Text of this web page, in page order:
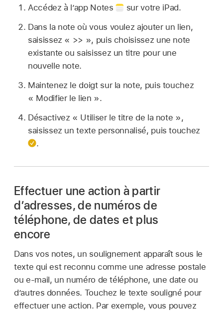
Accédez à l’app Notes
sur votre iPad.
Dans la note où vous voulez ajouter un lien,
saisissez « >> », puis choisissez une note
existante ou saisissez un titre pour une
nouvelle note.
Maintenez le doigt sur la note, puis touchez
« Modifier le lien ».
Désactivez « Utiliser le titre de la note »,
saisissez un texte personnalisé, puis touchez
.
Effectuer une action à partir
d’adresses, de numéros de
téléphone, de dates et plus
encore
Dans vos notes, un soulignement apparaît sous le
texte qui est reconnu comme une adresse postale
ou e-mail, un numéro de téléphone, une date ou
d’autres données. Touchez le texte souligné pour
effectuer une action. Par exemple, vous pouvez